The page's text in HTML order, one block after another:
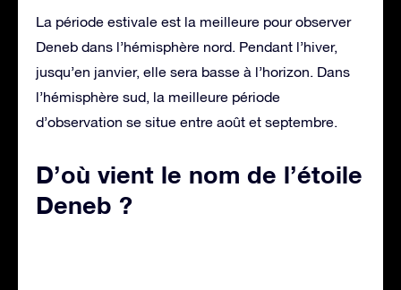
La période estivale est la meilleure pour observer
Deneb dans l’hémisphère nord. Pendant l’hiver,
jusqu’en janvier, elle sera basse à l’horizon. Dans
l’hémisphère sud, la meilleure période
d’observation se situe entre août et septembre.
D’où vient le nom de l’étoile
Deneb ?